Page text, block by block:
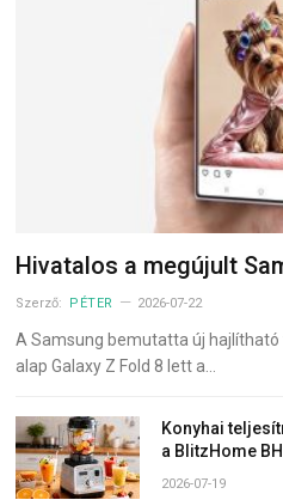
Hivatalos a megújult
Szerző: PÉTER 2026-07-22
A Samsung bemutatta új
alap Galaxy Z Fold 8 lett a…
Konyhai
a BlitzHome
2026-07-19